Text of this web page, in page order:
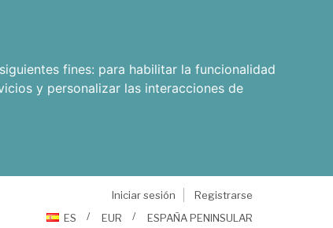
fines: para habilitar la funcionalidad
y personalizar las interacciones de
Iniciar sesión
Registrarse
ES
EUR ESPAÑA PENINSULAR